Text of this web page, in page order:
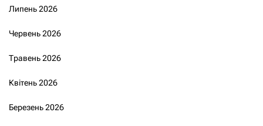
Липень 2026
Червень 2026
Травень 2026
Квітень 2026
Березень 2026